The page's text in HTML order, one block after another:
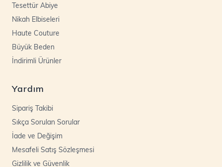
Tesettür Abiye
Nikah Elbiseleri
Haute Couture
Büyük Beden
İndirimli Ürünler
Yardım
Sipariş Takibi
Sıkça Sorulan Sorular
İade ve Değişim
Mesafeli Satış Sözleşmesi
Gizlilik ve Güvenlik